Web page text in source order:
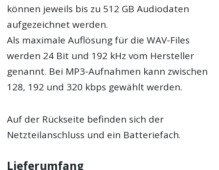
können jeweils bis zu 512 GB Audiodaten
aufgezeichnet werden.
Als maximale Auflösung für die WAV-Files
werden 24 Bit und 192 kHz vom Hersteller
genannt. Bei MP3-Aufnahmen kann zwischen
128, 192 und 320 kbps gewählt werden.
Auf der Rückseite befinden sich der
Netzteilanschluss und ein Batteriefach.
Lieferumfang